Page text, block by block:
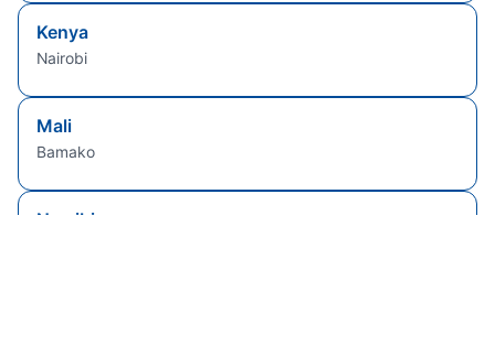
Kenya
Nairobi
Mali
Bamako
Namibia